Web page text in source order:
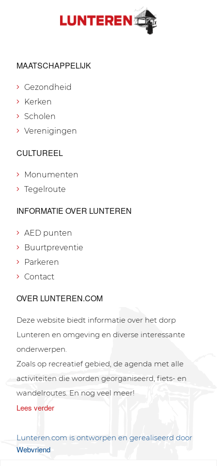
MAATSCHAPPELIJK
Gezondheid
Kerken
Scholen
Verenigingen
CULTUREEL
Monumenten
Tegelroute
INFORMATIE OVER LUNTEREN
AED punten
Buurtpreventie
Parkeren
Contact
OVER LUNTEREN.COM
Deze website biedt informatie over het dorp
Lunteren en omgeving en diverse interessante
onderwerpen.
Zoals op recreatief gebied, de agenda met alle
activiteiten die worden georganiseerd, fiets- en
wandelroutes. En nog veel meer!
Lees verder
Lunteren.com is ontworpen en gerealiseerd door
Webvriend